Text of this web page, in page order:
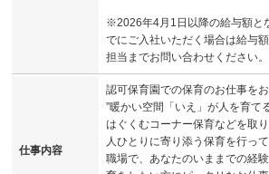
※2026年4月1日以降の給与額と
でにご入社いただく場合は給与
担当までお問い合わせください。
仕事内容
認可保育園での保育のお仕事をお
”暖かい空間「いえ」が人を育て
はぐくむコーナー保育などを取
人ひとりに寄り添う保育を行っ
職場で、あなたのいままでの経